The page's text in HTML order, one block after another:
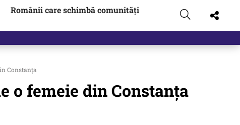
Românii care schimbă comunități
Constanța
o femeie din Constanța